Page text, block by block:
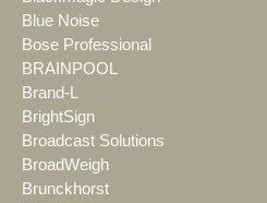
Blue Noise
Bose Professional
BRAINPOOL
Brand-L
BrightSign
Broadcast Solutions
BroadWeigh
Brunckhorst